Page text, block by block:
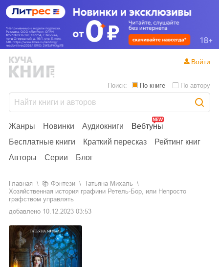
Жанры Новинки Аудиокниги
Вебтуны
Бесплатные книги
Краткий пересказ
Рейтинг книг
Авторы
Серии Блог
Поиск: По книге По автору
Войти
Главная 📚 фэнтези
Татьяна Михаль
Хозяйственная история графини Ретель-Бор, или Непросто
графством управлять
добавлено 10.12.2023 03:53